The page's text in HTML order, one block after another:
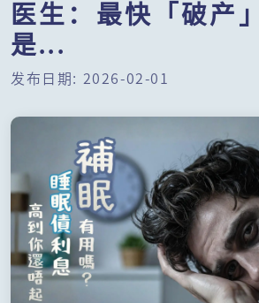
医生：最快「破产
是...
发布日期: 2026-02-01